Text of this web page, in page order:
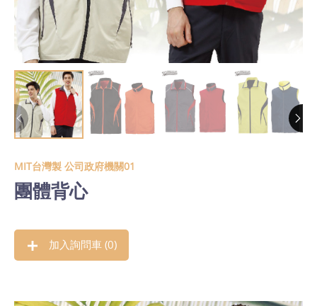
MIT台灣製 公司政府機關01
團體背心
加入詢問車 (0)